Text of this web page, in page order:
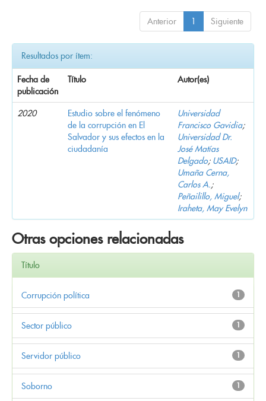
Anterior 1 Siguiente
Resultados por ítem:
Fecha de
publicación
Título Autor(es)
2020
Estudio sobre el fenómeno
de la corrupción en El
Salvador y sus efectos en la
ciudadanía
Universidad
Francisco Gavidia;
Universidad Dr.
José Matías
Delgado; USAID;
Umaña Cerna,
Carlos A.;
Peñailillo, Miguel;
Iraheta, May Evelyn
Otras opciones relacionadas
Título
1
Corrupción política
1
Sector público
1
Servidor público
1
Soborno